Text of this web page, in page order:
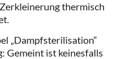
thermisch
„Dampfsterilisation“
Gemeint ist keinesfalls